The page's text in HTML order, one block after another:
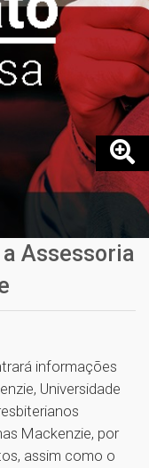
Assessoria
informações
Universidade
Mackenzie, por
assim como o